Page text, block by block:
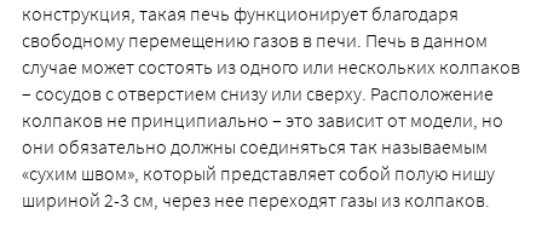
конструкция, такая печь функционирует благодаря
свободному перемещению газов в печи. Печь в данном
случае может состоять из одного или нескольких колпаков
– сосудов с отверстием снизу или сверху. Расположение
колпаков не принципиально – это зависит от модели, но
они обязательно должны соединяться так называемым
«сухим швом», который представляет собой полую нишу
шириной 2-3 см, через нее переходят газы из колпаков.